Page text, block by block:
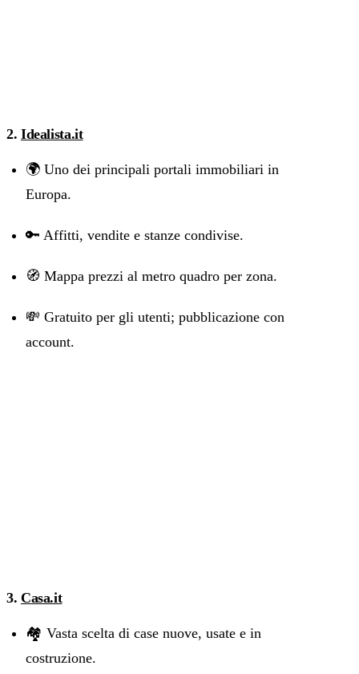
2. Idealista.it
🌍 Uno dei principali portali immobiliari in
Europa.
🔑 Affitti, vendite e stanze condivise.
🧭 Mappa prezzi al metro quadro per zona.
💸 Gratuito per gli utenti; pubblicazione con
account.
3. Casa.it
🏘️ Vasta scelta di case nuove, usate e in
costruzione.